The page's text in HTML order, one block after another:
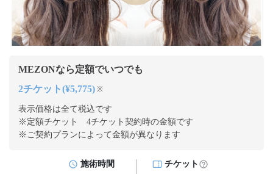
MEZONなら定額でいつでも
2チケット(¥5,775) ※
表示価格は全て税込です
※定額チケット 4チケット契約時の金額です
※ご契約プランによって金額が異なります
施術時間 チケット